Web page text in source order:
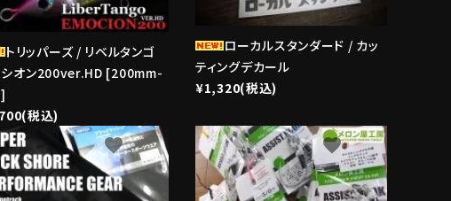
トリッパーズ / リベルタンゴ
シオン200ver.HD [200mm-
税込)
ローカルスタンダード / カッ
ティングデカール
¥1,320(税込)
favorite favorite